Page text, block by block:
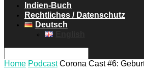
Indien-Buch
Rechtliches / Datenschutz
Deutsch
Home Podcast Corona Cast #6: